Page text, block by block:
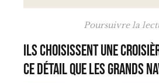
Poursuivre la
Ils choisissent une
ce détail que les grands